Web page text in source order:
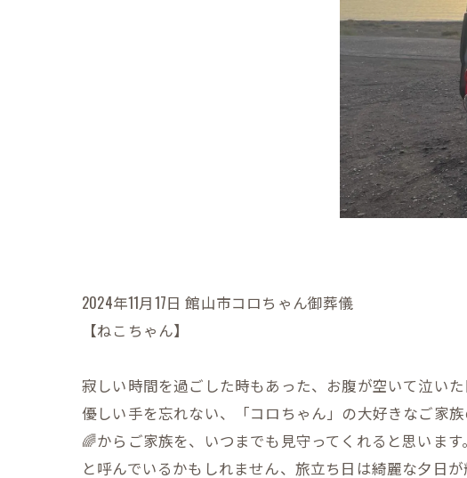
2024年11月17日 館山市コロちゃん御葬儀
【ねこちゃん】
寂しい時間を過ごした時もあった、お腹が空いて泣い
優しい手を忘れない、「コロちゃん」の大好きなご家
🌈からご家族を、いつまでも見守ってくれると思いま
と呼んでいるかもしれません、旅立ち日は綺麗な夕日